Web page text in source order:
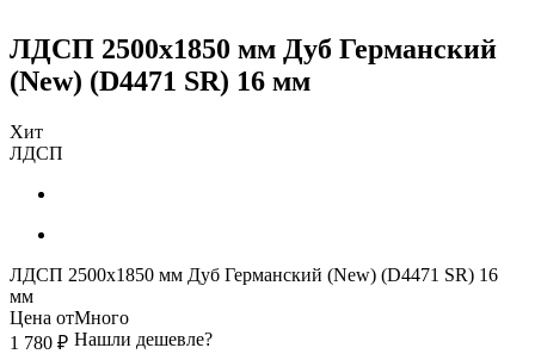
ЛДСП 2500х1850 мм Дуб Германский
(New) (D4471 SR) 16 мм
Хит
ЛДСП
ЛДСП 2500х1850 мм Дуб Германский (New) (D4471 SR) 16
мм
Цена от
1 780 ₽
Много
Нашли дешевле?